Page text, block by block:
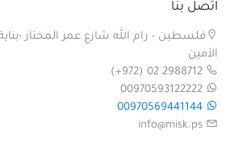
اتصل بنا
الأمين
(+972) 02 2988712